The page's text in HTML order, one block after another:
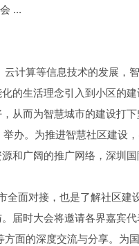
...
计算等信息技术的发展，
的生活理念引入到小区的
从而为智慧城市的建设打
办。为推进智慧社区建设
和广阔的推广网络，深圳
面对接，也是了解社区建
届时大会将邀请各界嘉宾
面的深度交流与分享。为